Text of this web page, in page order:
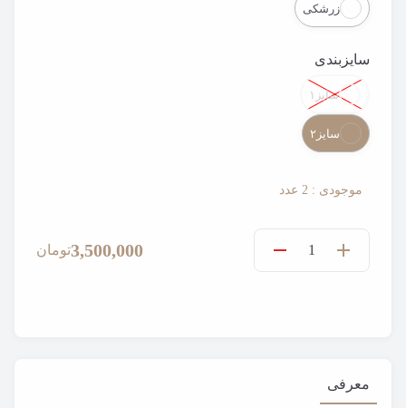
زرشکی
سایزبندی
Color
سایز۱
سایز۲
موجودی : 2 عدد
3,500,000تومان
معرفی